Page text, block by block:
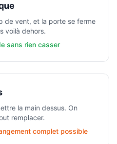
de vent, et la porte se ferme
voilà dehors.
sans rien casser
la main dessus. On
remplacer.
complet possible